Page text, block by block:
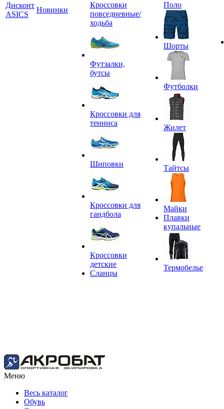
Дисконт
ASICS
Новинки
Кроссовки
повседневные/
ходьба
Футзалки,
бутсы
Кроссовки для
тенниса
Шиповки
Кроссовки для
гандбола
Кроссовки
детские
Сланцы
Поло
Шорты
Футболки
Жилет
Тайтсы
Майки
Плавки
купальные
Термобелье
Меню
Весь каталог
Обувь